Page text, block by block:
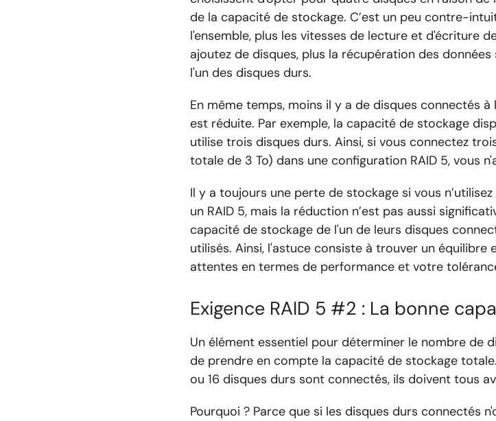
de la capacité de stockage. C’est un peu contre-
l'ensemble, plus les vitesses de lecture et d'écriture
ajoutez de disques, plus la récupération des
l'un des disques durs.
En même temps, moins il y a de disques connectés
est réduite. Par exemple, la capacité de stockage
utilise trois disques durs. Ainsi, si vous connectez
totale de 3 To) dans une configuration RAID 5, vous
Il y a toujours une perte de stockage si vous
un RAID 5, mais la réduction n’est pas aussi
capacité de stockage de l'un de leurs disques
utilisés. Ainsi, l'astuce consiste à trouver un équilibre
attentes en termes de performance et votre
Exigence RAID 5 #2 : La bonne
Un élément essentiel pour déterminer le nombre de
de prendre en compte la capacité de stockage
ou 16 disques durs sont connectés, ils doivent tous
Pourquoi ? Parce que si les disques durs connectés